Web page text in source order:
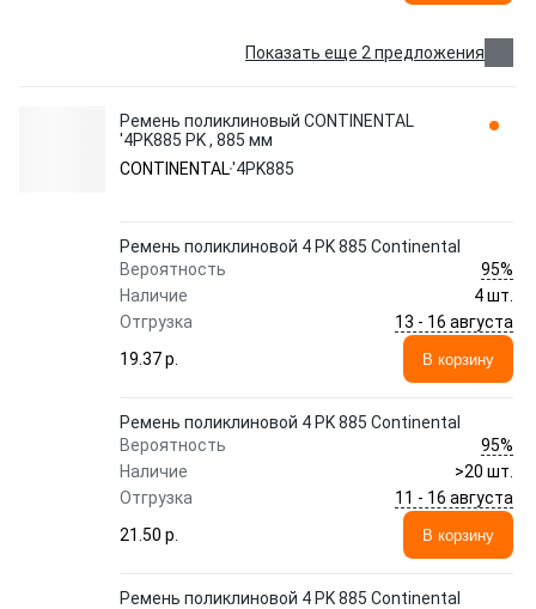
Показать еще 2 предложения
Ремень поликлиновый CONTINENTAL
'4PK885 PK , 885 мм
CONTINENTAL'4PK885
Ремень поликлиновой 4 PK 885 Continental
Вероятность
95%
Наличие
4 шт.
Отгрузка
13 - 16 августа
19.37 p.
В корзину
Ремень поликлиновой 4 PK 885 Continental
Вероятность
95%
Наличие
>20 шт.
Отгрузка
11 - 16 августа
21.50 p.
В корзину
Ремень поликлиновой 4 PK 885 Continental